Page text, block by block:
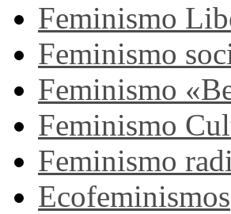
Feminismo
Feminismo
Feminismo
Feminismo
Feminismo
Ecofeminismos